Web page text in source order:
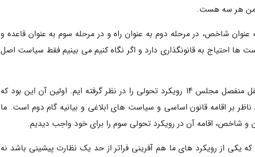
من هر سه هست.
شاخص، در مرحله دوم به عنوان راه و در مرحله سوم به عنوان قاعده و
ها احتیاج به قانونگذاری دارد و اگر نگاه کنیم می بینیم فقط سیاست اصل
زاکانی گفت:ما در مرکز پژوهش ها به عنوان عقل منفصل مجلس 14 رویکرد تحولی را در نظر گرفته ایم. اولین آن این بود که
بر اقامه قانون اساسی و سیاست های ابلاغی و بیانیه گام دوم است. ما
و شاخص، اقامه آن در رویکرد تحولی سوم را برای خود واجب دیدیم.
یکی از رویکرد های ما هم آفرینی فراتر از حد یک نظارت پیشینی باشد نه